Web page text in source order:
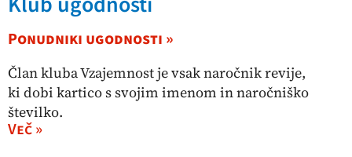
Ponudniki ugodnosti »
Član kluba Vzajemnost je vsak naročnik revije,
ki dobi kartico s svojim imenom in naročniško
številko.
Več »